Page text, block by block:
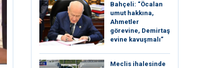
Bahçeli: “Öcalan
umut hakkına,
Ahmetler
görevine, Demirtaş
evine kavuşmalı”
Meclis ihalesinde